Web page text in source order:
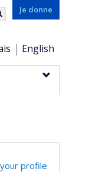
Je donne
English
profile